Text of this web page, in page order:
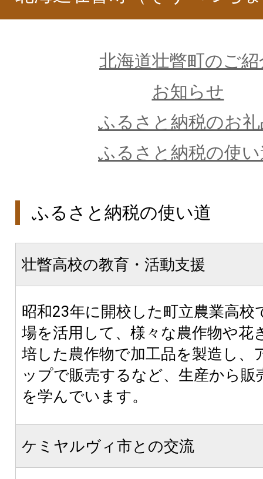
北海道壮瞥町のご紹
お知らせ
ふるさと納税のお
ふるさと納税の使
ふるさと納税の使い道
壮瞥高校の教育・活動支援
昭和23年に開校した町立農業高校
場を活用して、様々な農作物や花
培した農作物で加工品を製造し、
ップで販売するなど、生産から販
を学んでいます。
ケミヤルヴィ市との交流